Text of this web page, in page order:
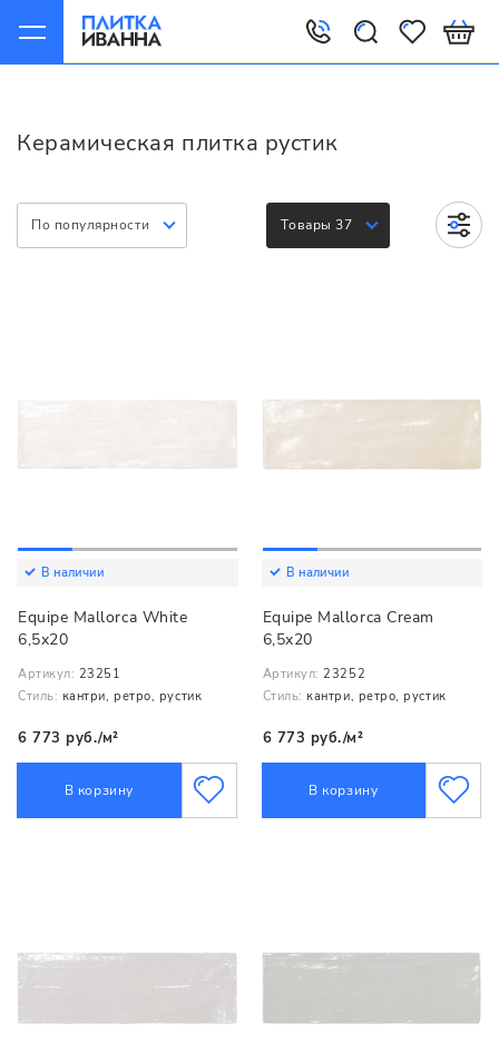
Керамическая плитка рустик
По популярности Товары 37
В наличии
Equipe Mallorca White
6,5x20
Артикул: 23251
Стиль: кантри, ретро, рустик
6 773 руб./м²
В корзину
В наличии
Equipe Mallorca Cream
6,5x20
Артикул: 23252
Стиль: кантри, ретро, рустик
6 773 руб./м²
В корзину